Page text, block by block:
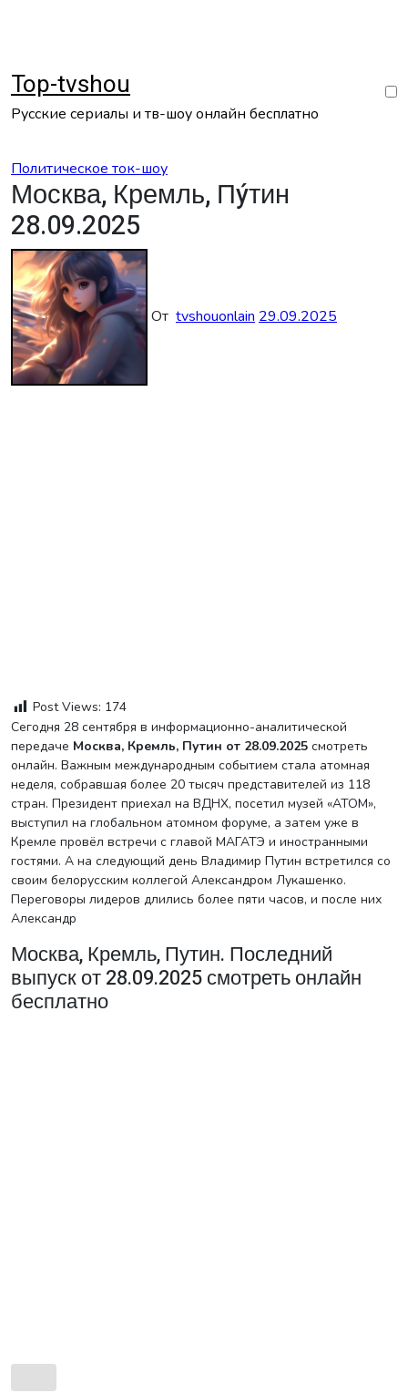
Top-tvshou
Русские сериалы и тв-шоу онлайн бесплатно
Политическое ток-шоу
Москва, Кремль, Пýтин
28.09.2025
От tvshouonlain 29.09.2025
Post Views: 174
Сегодня 28 сентября в информационно-аналитической
передаче Москва, Кремль, Путин от 28.09.2025 смотреть
онлайн. Важным международным событием стала атомная
неделя, собравшая более 20 тысяч представителей из 118
стран. Президент приехал на ВДНХ, посетил музей «АТОМ»,
выступил на глобальном атомном форуме, а затем уже в
Кремле провёл встречи с главой МАГАТЭ и иностранными
гостями. А на следующий день Владимир Путин встретился со
своим белорусским коллегой Александром Лукашенко.
Переговоры лидеров длились более пяти часов, и после них
Александр
Москва, Кремль, Путин. Последний
выпуск от 28.09.2025 смотреть онлайн
бесплатно